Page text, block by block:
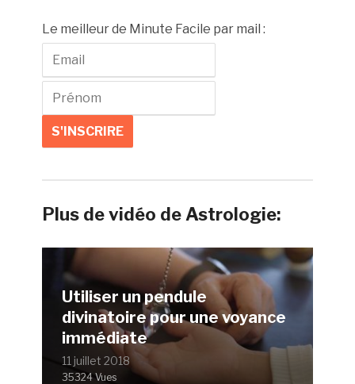
Le meilleur de Minute Facile par mail :
Plus de vidéo de Astrologie:
Utiliser un pendule
divinatoire pour une voyance
immédiate
11 juillet 2018
35324 Vues